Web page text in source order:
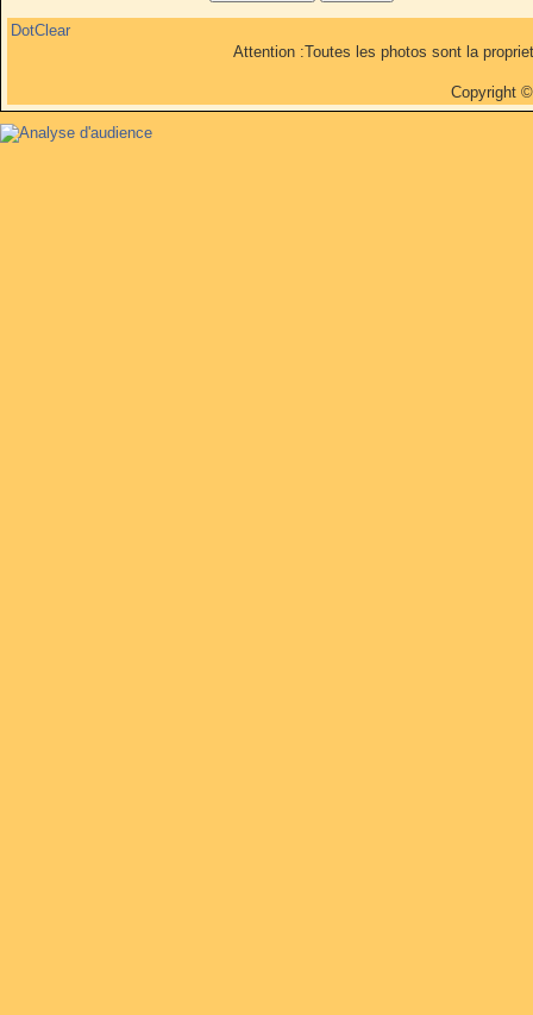
DotClear
Attention :Toutes les photos sont la
Copyright